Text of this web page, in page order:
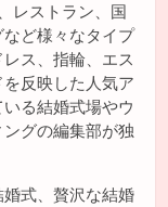
レストラン、国
ど様々なタイプ
ス、指輪、エス
反映した人気ア
る結婚式場やウ
グの編集部が独
式、贅沢な結婚